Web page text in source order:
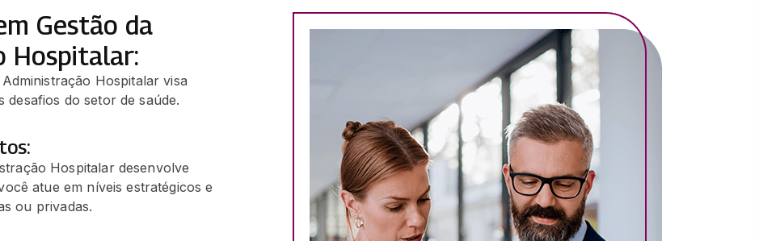
Gestão da
Hospitalar:
Hospitalar visa
do setor de saúde.
Hospitalar desenvolve
atue em níveis estratégicos e
ou privadas.